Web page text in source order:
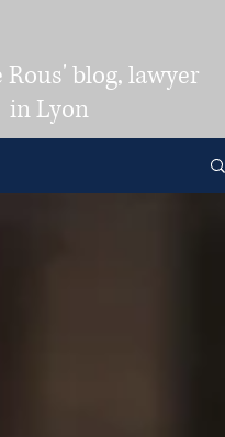
blog, lawyer
in Lyon